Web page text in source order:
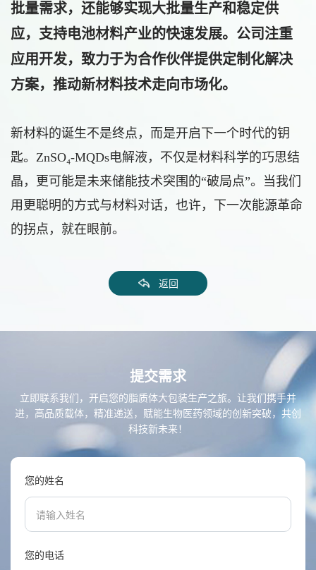
批量需求，还能够实现大批量生产和稳定供
应，支持电池材料产业的快速发展。公司注重
应用开发，致力于为合作伙伴提供定制化解决
方案，推动新材料技术走向市场化。
新材料的诞生不是终点，而是开启下一个时代的钥
匙。ZnSO₄-MQDs电解液，不仅是材料科学的巧思结
晶，更可能是未来储能技术突围的“破局点”。当我们
用更聪明的方式与材料对话，也许，下一次能源革命
的拐点，就在眼前。
返回
提交需求
立即联系我们，开启您的脂质体大包装生产之旅。让我们携手并
进，高品质载体，精准递送，赋能生物医药领域的创新突破，共创
科技新未来！
您的姓名
您的电话